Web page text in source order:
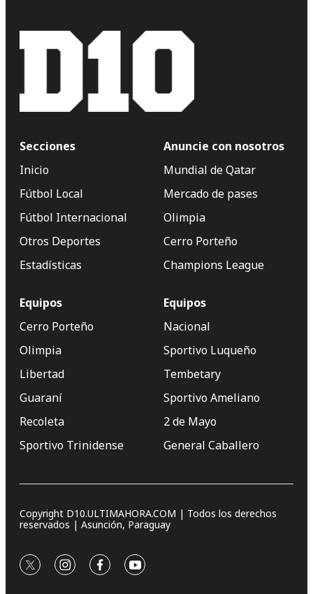
Secciones
Inicio
Fútbol Local
Fútbol Internacional
Otros Deportes
Estadísticas
Anuncie con nosotros
Mundial de Qatar
Mercado de pases
Olimpia
Cerro Porteño
Champions League
Equipos
Cerro Porteño
Olimpia
Libertad
Guaraní
Recoleta
Sportivo Trinidense
Equipos
Nacional
Sportivo Luqueño
Tembetary
Sportivo Ameliano
2 de Mayo
General Caballero
Copyright D10.ULTIMAHORA.COM | Todos los derechos
reservados | Asunción, Paraguay
twitterinstagram
facebookyoutube